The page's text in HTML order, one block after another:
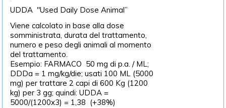
UDDA "Used Daily Dose Animal”
Viene calcolato in base alla dose
somministrata, durata del trattamento,
numero e peso degli animali al momento
del trattamento.
Esempio: FARMACO 50 mg di p.a. / ML;
DDDa = 1 mg/kg/die; usati 100 ML (5000
mg) per trattare 2 capi di 600 Kg (1200
kg) per 3 gg; quindi: UDDA =
5000/(1200x3) = 1,38 (+38%)